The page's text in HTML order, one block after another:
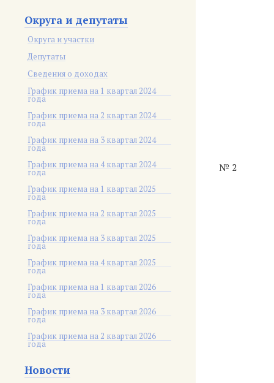
Округа и депутаты
Округа и участки
Депутаты
Сведения о доходах
График приема на 1 квартал 2024
года
График приема на 2 квартал 2024
года
График приема на 3 квартал 2024
года
График приема на 4 квартал 2024
года
График приема на 1 квартал 2025
года
График приема на 2 квартал 2025
года
График приема на 3 квартал 2025
года
График приема на 4 квартал 2025
года
График приема на 1 квартал 2026
года
График приема на 3 квартал 2026
года
График приема на 2 квартал 2026
года
Новости
№ 2